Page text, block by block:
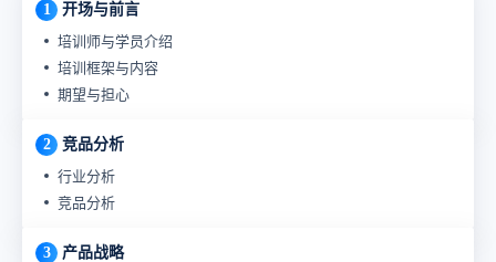
1
开场与前言
培训师与学员介绍
培训框架与内容
期望与担心
2
竞品分析
行业分析
竞品分析
3
产品战略